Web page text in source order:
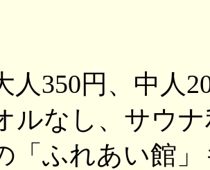
人350円、中人
ルなし、サウ
「ふれあい館